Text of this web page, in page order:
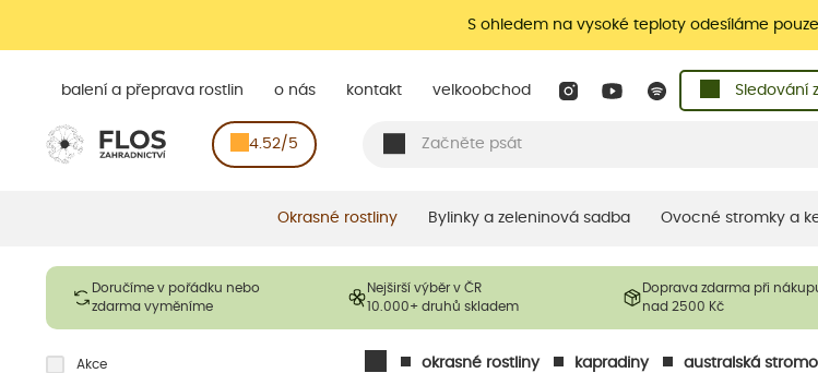
S ohledem na vysoké teploty odesíláme
balení a přeprava rostlin o nás kontakt velkoobchod Sledování
4.52/5
Okrasné rostliny Bylinky a zeleninová sadba Ovocné stromky a
Doručíme v pořádku nebo
zdarma vyměníme
Nejširší výběr v ČR
10.000+ druhů skladem
Doprava zdarma při
nad 2500 Kč
okrasné rostliny kapradiny australská
Akce